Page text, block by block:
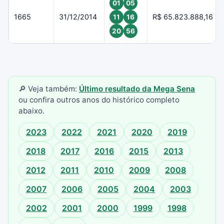
1665 31/12/2014
01
05
11
16
20
56
R$ 65.823.888,16
🔎 Veja também: Último resultado da Mega Sena
ou confira outros anos do histórico completo
abaixo.
2023 2022 2021 2020
2019
2018
2017 2016 2015
2013
2012
2011 2010 2009
2008
2007
2006 2005 2004
2003
2002
2001 2000 1999
1998